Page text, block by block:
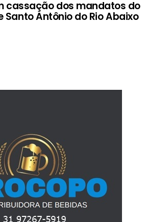
cassação dos mandatos do
Santo Antônio do Rio Abaixo